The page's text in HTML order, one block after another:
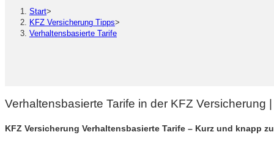
Start>
KFZ Versicherung Tipps>
Verhaltensbasierte Tarife
Verhaltensbasierte Tarife in der KFZ Versicherung
KFZ Versicherung Verhaltensbasierte Tarife – Kurz und knapp